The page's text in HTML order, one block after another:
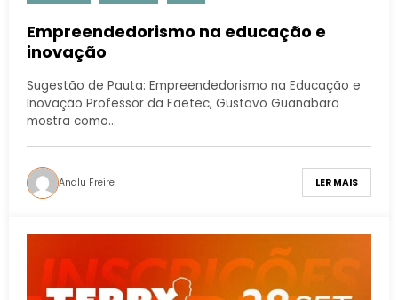
Empreendedorismo na educação e
inovação
Sugestão de Pauta: Empreendedorismo na Educação e
Inovação Professor da Faetec, Gustavo Guanabara
mostra como…
Analu Freire LER MAIS